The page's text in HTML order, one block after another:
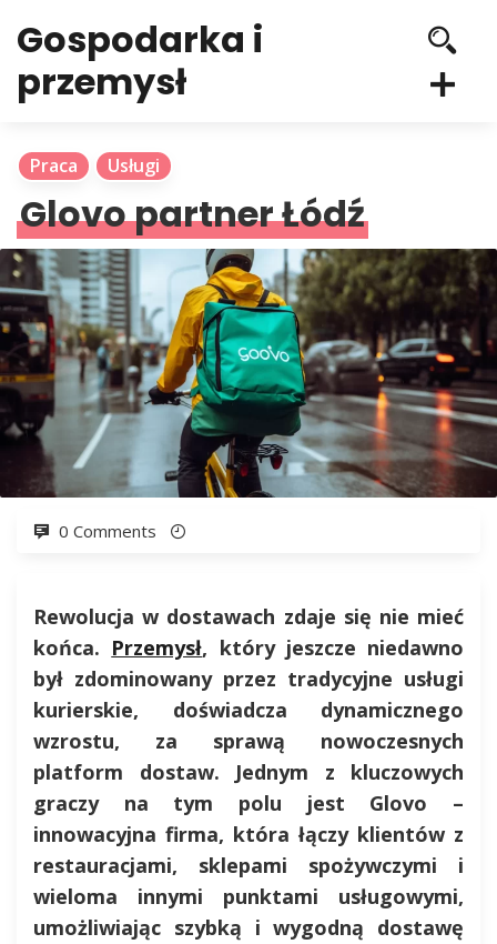
Gospodarka i
przemysł
Praca Usługi
Glovo partner Łódź
0 Comments
Rewolucja w dostawach zdaje się nie mieć
końca. Przemysł, który jeszcze niedawno
był zdominowany przez tradycyjne usługi
kurierskie, doświadcza dynamicznego
wzrostu, za sprawą nowoczesnych
platform dostaw. Jednym z kluczowych
graczy na tym polu jest Glovo –
innowacyjna firma, która łączy klientów z
restauracjami, sklepami spożywczymi i
wieloma innymi punktami usługowymi,
umożliwiając szybką i wygodną dostawę